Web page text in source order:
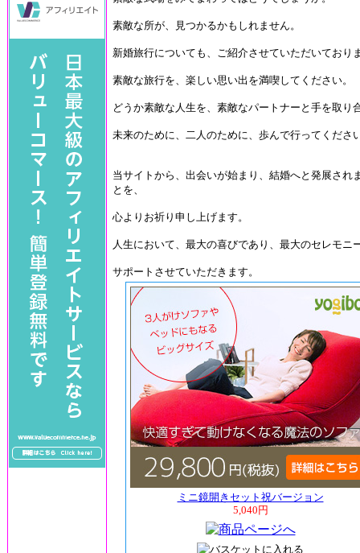
素敵な所が、見つかるかもしれません。
新婚旅行についても、ご紹介させていただいており
素敵な旅行を、楽しい思い出を満喫してください。
どうか素敵な人生を、素敵なパートナーと手を取り
未来のために、二人のために、歩んで行ってくださ
当サイトから、出会いが始まり、結婚へと発展され
とを、
心よりお祈り申し上げます。
人生において、最大の喜びであり、最大のセレモニ
サポートさせていただきます。
ミニ鏡開きセット祝バージョン
5,040円